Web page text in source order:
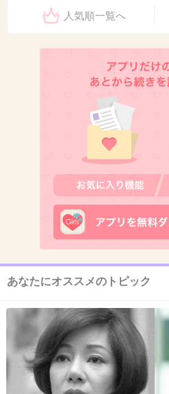
フジテレビは嫌なので見
2013/09/16(月) 13:43:54
oh、美奈子が最近活躍し
最近美奈子の話題ばっか
たわｗｗ
中島知子主演『ハダカの美奈子』
人気順一覧へ
あなたにオススメのトピック